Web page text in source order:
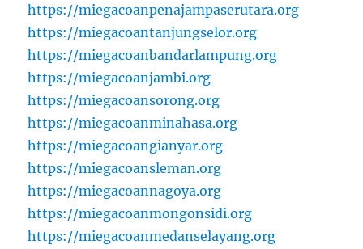
https://miegacoanpenajampaserutara.org
https://miegacoantanjungselor.org
https://miegacoanbandarlampung.org
https://miegacoanjambi.org
https://miegacoansorong.org
https://miegacoanminahasa.org
https://miegacoangianyar.org
https://miegacoansleman.org
https://miegacoannagoya.org
https://miegacoanmongonsidi.org
https://miegacoanmedanselayang.org